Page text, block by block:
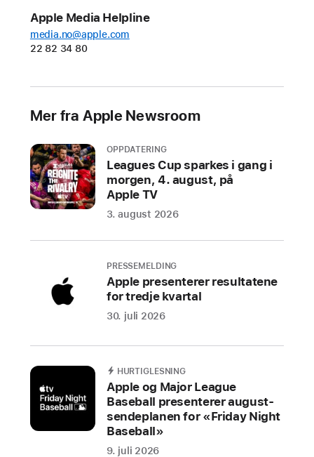
på
ledende
enheter
plattformer
MOUNTAIN
CALIFORNIA
I
en
gjøre
internett
brukervennlig
for
alle
kunngjorde
Apple Media Helpline
media.no@apple.com
22 82 34 80
Mer fra Apple Newsroom
OPPDATERING
Leagues Cup sparkes i gang i
morgen, 4. august, på
Apple TV
3. august 2026
PRESSEMELDING
Apple presenterer resultatene
for tredje kvartal
30. juli 2026
HURTIGLESNING
Apple og Major League
Baseball presenterer august-
sendeplanen for «Friday Night
Baseball»
9. juli 2026